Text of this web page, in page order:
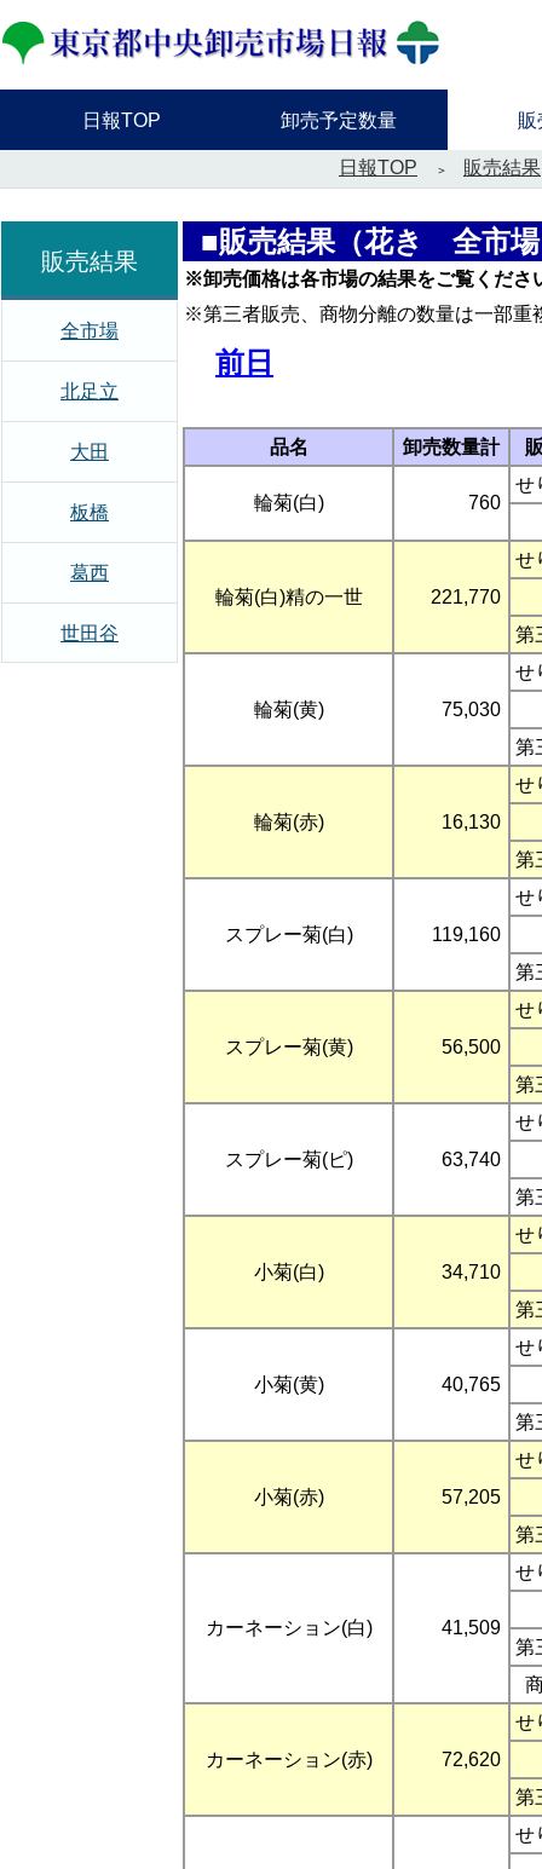
日報TOP 卸売予定数量 販
日報TOP 販売結果
■販売結果（花き 全市
※卸売価格は各市場の結果をご覧くださ
※第三者販売、商物分離の数量は一部重
前日
品名 卸売数量計
輪菊(白) 760
せ
輪菊(白)精の一世 221,770
せ
第
輪菊(黄) 75,030
せ
第
輪菊(赤) 16,130
せ
第
スプレー菊(白) 119,160
せ
第
スプレー菊(黄) 56,500
せ
第
スプレー菊(ピ) 63,740
せ
第
小菊(白) 34,710
せ
第
小菊(黄) 40,765
せ
第
小菊(赤) 57,205
せ
第
カーネーション(白) 41,509
せ
第
カーネーション(赤) 72,620
せ
第
せ
販売結果
全市場
北足立
大田
板橋
葛西
世田谷